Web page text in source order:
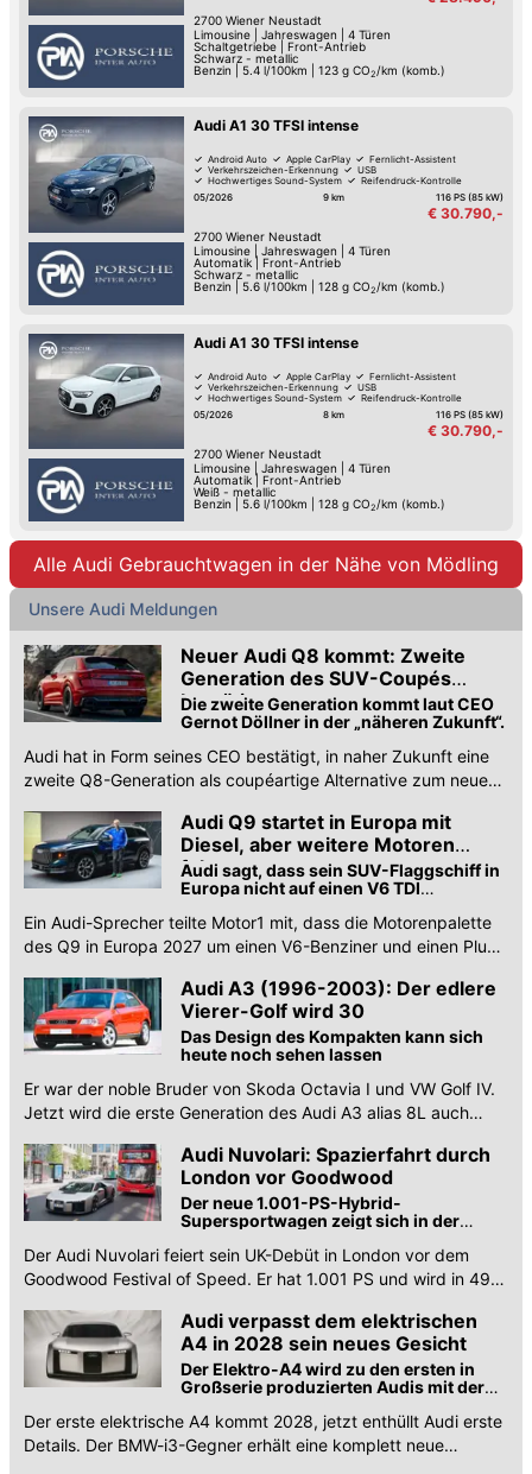
2700 Wiener Neustadt
Limousine| Jahreswagen
4 Türen
Schaltgetriebe| Front-Antrieb
Schwarz - metallic
Benzin
5.4 l/100km 123 g CO2 /km (komb.)
Audi A1 30 TFSI intense
Android Auto Apple CarPlay
Fernlicht-Assistent
Verkehrszeichen-Erkennung
USB
Hochwertiges Sound-System
Reifendruck-Kontrolle
Müdigkeitserkennung
05/2026 9 km 116 PS (85 kW)
€ 30.790,-
2700 Wiener Neustadt
Limousine| Jahreswagen
4 Türen
Automatik| Front-Antrieb
Schwarz - metallic
Benzin
5.6 l/100km 128 g CO2 /km (komb.)
Audi A1 30 TFSI intense
Android Auto Apple CarPlay
Fernlicht-Assistent
Verkehrszeichen-Erkennung
USB
Hochwertiges Sound-System
Reifendruck-Kontrolle
05/2026 8 km 116 PS (85 kW)
€ 30.790,-
2700 Wiener Neustadt
Limousine| Jahreswagen
4 Türen
Automatik| Front-Antrieb
Weiß - metallic
Benzin
5.6 l/100km 128 g CO2 /km (komb.)
Alle Audi Gebrauchtwagen in der Nähe von Mödling
Unsere Audi Meldungen
Neuer Audi Q8 kommt: Zweite
Generation des SUV-Coupés
bestätigt
Die zweite Generation kommt laut CEO
Gernot Döllner in der „näheren Zukunft“.
Audi hat in Form seines CEO bestätigt, in naher Zukunft eine
zweite Q8-Generation als coupéartige Alternative zum neuen
Audi Q9 startet in Europa mit
Diesel, aber weitere Motoren
folgen
Audi sagt, dass sein SUV-Flaggschiff in
Europa nicht auf einen V6 TDI
Ein Audi-Sprecher teilte Motor1 mit, dass die Motorenpalette
des Q9 in Europa 2027 um einen V6-Benziner und einen Plug-
Audi A3 (1996-2003): Der edlere
Vierer-Golf wird 30
Das Design des Kompakten kann sich
heute noch sehen lassen
Er war der noble Bruder von Skoda Octavia I und VW Golf IV.
Jetzt wird die erste Generation des Audi A3 alias 8L auch
Audi Nuvolari: Spazierfahrt durch
London vor Goodwood
Der neue 1.001-PS-Hybrid-
Supersportwagen zeigt sich in der
Der Audi Nuvolari feiert sein UK-Debüt in London vor dem
Goodwood Festival of Speed. Er hat 1.001 PS und wird in 499
Audi verpasst dem elektrischen
A4 in 2028 sein neues Gesicht
Der Elektro-A4 wird zu den ersten in
Großserie produzierten Audis mit der
Der erste elektrische A4 kommt 2028, jetzt enthüllt Audi erste
Details. Der BMW-i3-Gegner erhält eine komplett neue